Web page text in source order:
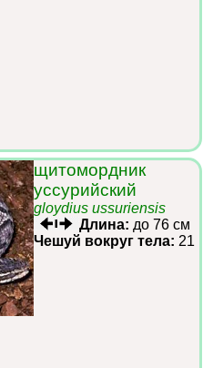
щитомордник
уссурийский
gloydius ussuriensis
Длина: до 76 см
Чешуй вокруг тела: 21